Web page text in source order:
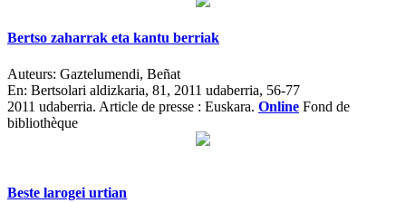
Bertso zaharrak eta kantu berriak
Auteurs: Gaztelumendi, Beñat
En: Bertsolari aldizkaria, 81, 2011 udaberria, 56-77
2011 udaberria. Article de presse : Euskara. Online Fond de
bibliothèque
Beste larogei urtian